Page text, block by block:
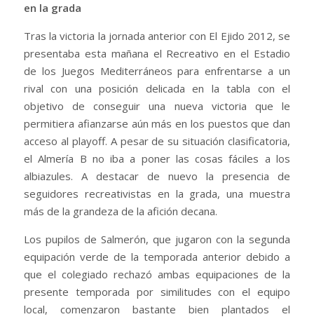
en la grada
Tras la victoria la jornada anterior con El Ejido 2012, se
presentaba esta mañana el Recreativo en el Estadio
de los Juegos Mediterráneos para enfrentarse a un
rival con una posición delicada en la tabla con el
objetivo de conseguir una nueva victoria que le
permitiera afianzarse aún más en los puestos que dan
acceso al playoff. A pesar de su situación clasificatoria,
el Almería B no iba a poner las cosas fáciles a los
albiazules. A destacar de nuevo la presencia de
seguidores recreativistas en la grada, una muestra
más de la grandeza de la afición decana.
Los pupilos de Salmerón, que jugaron con la segunda
equipación verde de la temporada anterior debido a
que el colegiado rechazó ambas equipaciones de la
presente temporada por similitudes con el equipo
local, comenzaron bastante bien plantados el